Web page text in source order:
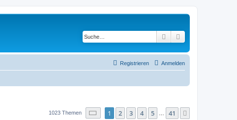
Suche
Anmelden
Registrieren
1023 Themen Seite von41
1 2 3 4 5 41